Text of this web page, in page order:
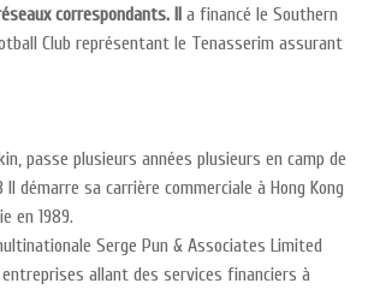
correspondants. Il a financé le Southern
Club représentant le Tenasserim assurant
passe plusieurs années plusieurs en camp de
Il démarre sa carrière commerciale à Hong Kong
en 1989.
Serge Pun & Associates Limited
allant des services financiers à